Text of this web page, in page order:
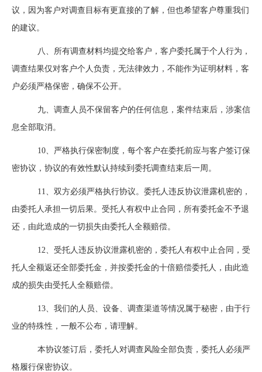
议，因为客户对调查目标有更直接的了解，但也希望客户尊重我们
的建议。
八、所有调查材料均提交给客户，客户委托属于个人行为，
调查结果仅对客户个人负责，无法律效力，不能作为证明材料，客
户必须严格保密，确保不公开。
九、调查人员不保留客户的任何信息，案件结束后，涉案信
息全部取消。
10、严格执行保密制度，每个客户在委托前应与客户签订保
密协议，协议的有效性默认持续到委托调查结束后一周。
11、双方必须严格执行协议。委托人违反协议泄露机密的，
由委托人承担一切后果。受托人有权中止合同，所有委托金不予退
还，由此造成的一切损失由委托人全额赔偿。
12、受托人违反协议泄露机密的，委托人有权中止合同，受
托人全额返还全部委托金，并按委托金的十倍赔偿委托人，由此造
成的损失由受托人全额赔偿。
13、我们的人员、设备、调查渠道等情况属于秘密，由于行
业的特殊性，一般不公布，请理解。
本协议签订后，委托人对调查风险全部负责，委托人必须严
格履行保密协议。